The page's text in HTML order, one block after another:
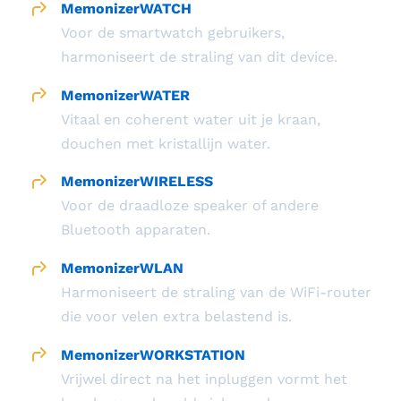
MemonizerWATCH
Voor de smartwatch gebruikers,
harmoniseert de straling van dit device.
MemonizerWATER
Vitaal en coherent water uit je kraan,
douchen met kristallijn water.
MemonizerWIRELESS
Voor de draadloze speaker of andere
Bluetooth apparaten.
MemonizerWLAN
Harmoniseert de straling van de WiFi-router
die voor velen extra belastend is.
MemonizerWORKSTATION
Vrijwel direct na het inpluggen vormt het